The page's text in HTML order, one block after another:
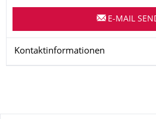
E-MAIL
Kontaktinformationen